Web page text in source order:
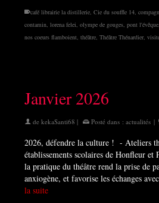
café librairie la distillerie, Cie du souffle 14,
contamin, lorena felei, olympe de gouges, pont l'évêque,
nos coeurs flamboient, théâtre, Théâtre Thénardier,
Janvier 2026
de kekaSanti68 | Posté dans : actualités |
2026, défendre la culture ! - Ateliers
établissements scolaires de Honfleur et
la pratique du théâtre rend la prise de
anxiogène, et favorise les échanges
la suite